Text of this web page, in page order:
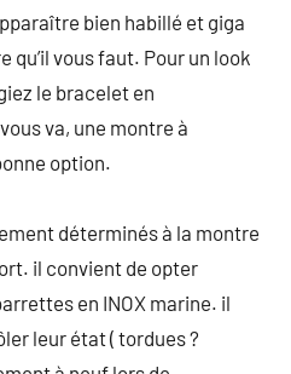
bien habillé et giga
qu’il vous faut. Pour un look
le bracelet en
va, une montre à
option.
déterminés à la montre
il convient de opter
en INOX marine. il
leur état ( tordues ?